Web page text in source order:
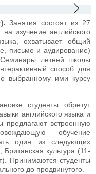
Занятия состоят из 27
изучение английского
охватывает общий
письмо и аудирование)
летней школы
способ для
выбранному ими курсу
студенты обретут
английского языка и
предлагают встроенную
обучение
один из следующих
Британская культура (11-
Принимаются студенты
до продвинутого.